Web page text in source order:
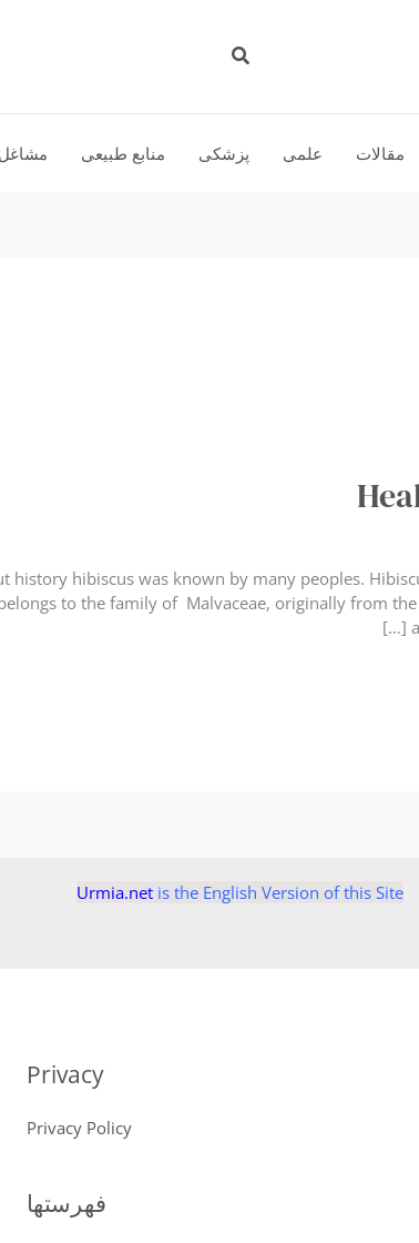
جستجو
مقالات علمی پزشكى منابع طبیعی مشاغل
history hibiscus was known by many peoples.
to the family of Malvaceae, originally from
Urmia.netis the English Version of this Site
Privacy
Privacy Policy
فهرستها